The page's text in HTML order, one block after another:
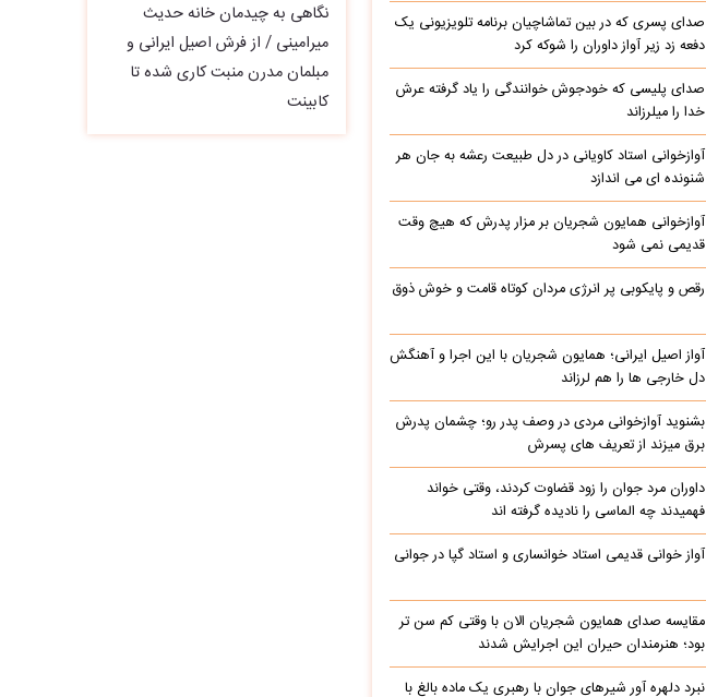
صدای پسری که در بین تماشاچیان برنامه تلویزیونی یک
دفعه زد زیر آواز داوران را شوکه کرد
صدای پلیسی که خودجوش خوانندگی را یاد گرفته عرش
خدا را میلرزاند
آوازخوانی استاد کاویانی در دل طبیعت رعشه به جان هر
شنونده ای می اندازد
آوازخوانی همایون شجریان بر مزار پدرش که هیچ وقت
قدیمی نمی شود
رقص و پایکوبی پر انرژی مردان کوتاه قامت و خوش ذوق
آواز اصیل ایرانی؛ همایون شجریان با این اجرا و آهنگش
دل خارجی ها را هم لرزاند
بشنوید آوازخوانی مردی در وصف پدر رو؛ چشمان پدرش
برق میزند از تعریف های پسرش
داوران مرد جوان را زود قضاوت کردند، وقتی خواند
فهمیدند چه الماسی را نادیده گرفته اند
آواز خوانی قدیمی استاد خوانساری و استاد گپا در جوانی
مقایسه صدای همایون شجریان الان با وقتی کم سن تر
بود؛ هنرمندان حیران این اجرایش شدند
نبرد دلهره آور شیرهای جوان با رهبری یک ماده بالغ با
نگاهی به چیدمان خانه حدیث
میرامینی / از فرش اصیل ایرانی و
مبلمان مدرن منبت‌ کاری‌ شده تا
کابینت